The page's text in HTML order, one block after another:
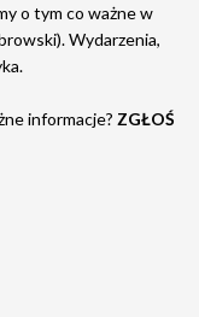
o tym co ważne w
Wydarzenia,
informacje? ZGŁOŚ